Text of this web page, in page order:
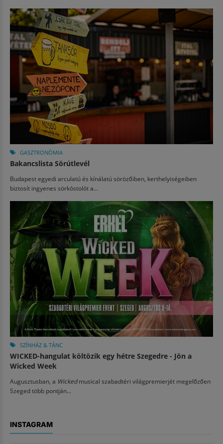
GASZTRONÓMIA
Bakancslista Sörútlevél
Budapest egyedi arculatú és kínálatú sörözőiben, kerthelyiségeiben
biztosít ingyenes sörkóstolót a...
SZÍNHÁZ & TÁNC
WICKED-hangulat költözik egy hétre Szegedre - Jön a
Wicked Week
Augusztusban, a Wickedmusical szabadtéri világpremierjét megelőzően
Szeged több pontján...
INSTAGRAM